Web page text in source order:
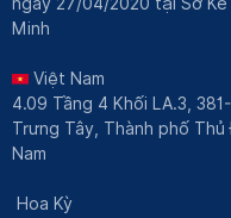
ngày 27/04/2020 tại Sở
Minh
Việt Nam
4.09 Tầng 4 Khối LA.3,
Trưng Tây, Thành phố
Nam
Hoa Kỳ